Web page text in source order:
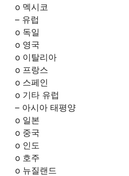
o 멕시코
– 유럽
o 독일
o 영국
o 이탈리아
o 프랑스
o 스페인
o 기타 유럽
– 아시아 태평양
o 일본
o 중국
o 인도
o 호주
o 뉴질랜드